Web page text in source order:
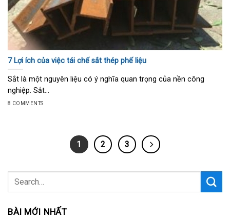
7 Lợi ích của việc tái chế sắt thép phế liệu
Sắt là một nguyên liệu có ý nghĩa quan trọng của nền công
nghiệp. Sắt...
8 COMMENTS
1 2 3
BÀI MỚI NHẤT